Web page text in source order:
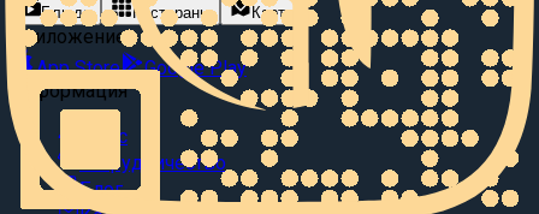
Блюда
Рестораны Карта
Приложение
App Store
Google Play
Информация
О нас
Сотрудничество
Блог